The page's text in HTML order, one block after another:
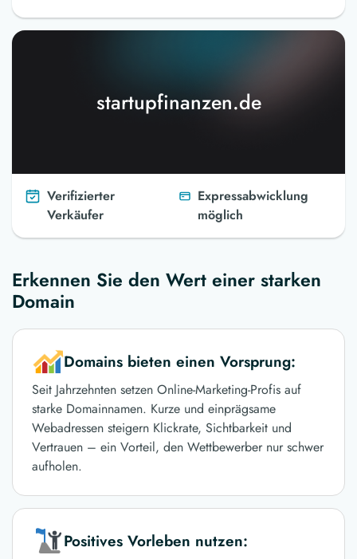
startupfinanzen.de
Verifizierter
Verkäufer
Expressabwicklung
möglich
Erkennen Sie den Wert einer starken
Domain
Domains bieten einen Vorsprung:
Seit Jahrzehnten setzen Online-Marketing-Profis auf
starke Domainnamen. Kurze und einprägsame
Webadressen steigern Klickrate, Sichtbarkeit und
Vertrauen – ein Vorteil, den Wettbewerber nur schwer
aufholen.
Positives Vorleben nutzen: